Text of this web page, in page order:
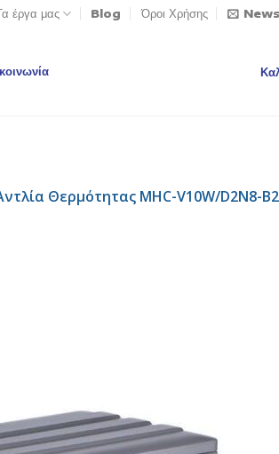
έργα μας Blog Όροι Χρήσης
Θερμότητας MHC-V10W/D2N8-